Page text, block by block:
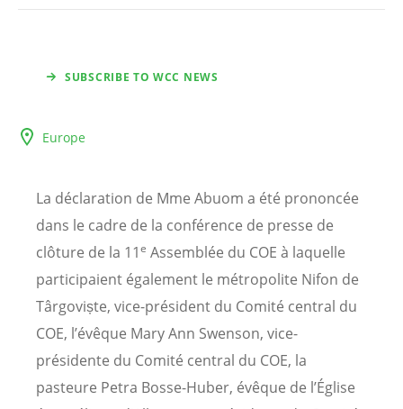
SUBSCRIBE TO WCC NEWS
Europe
La déclaration de Mme Abuom a été prononcée
dans le cadre de la conférence de presse de
clôture de la 11e Assemblée du COE à laquelle
participaient également le métropolite Nifon de
Târgoviște, vice-président du Comité central du
COE, l’évêque Mary Ann Swenson, vice-
présidente du Comité central du COE, la
pasteure Petra Bosse-Huber, évêque de l’Église